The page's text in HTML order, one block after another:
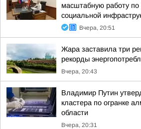
масштабную работу
социальной
Вчера, 20:51
Жара заставила три
рекорды
Вчера, 20:43
Владимир Путин
кластера по огранке
области
Вчера, 20:31